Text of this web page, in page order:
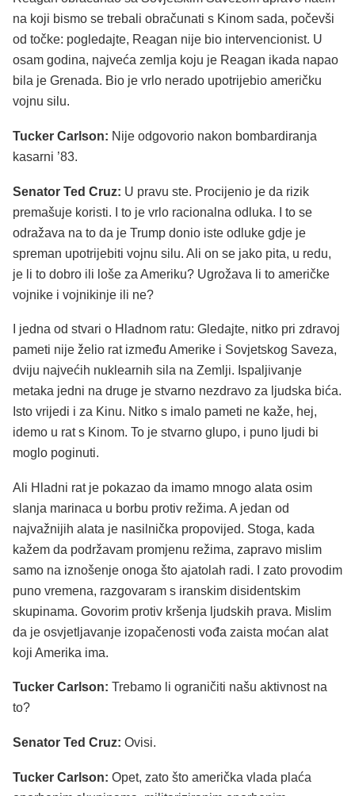
na koji bismo se trebali obračunati s Kinom sada, počevši
od točke: pogledajte, Reagan nije bio intervencionist. U
osam godina, najveća zemlja koju je Reagan ikada napao
bila je Grenada. Bio je vrlo nerado upotrijebio američku
vojnu silu.
Tucker Carlson: Nije odgovorio nakon bombardiranja
kasarni ’83.
Senator Ted Cruz: U pravu ste. Procijenio je da rizik
premašuje koristi. I to je vrlo racionalna odluka. I to se
odražava na to da je Trump donio iste odluke gdje je
spreman upotrijebiti vojnu silu. Ali on se jako pita, u redu,
je li to dobro ili loše za Ameriku? Ugrožava li to američke
vojnike i vojnikinje ili ne?
I jedna od stvari o Hladnom ratu: Gledajte, nitko pri zdravoj
pameti nije želio rat između Amerike i Sovjetskog Saveza,
dviju najvećih nuklearnih sila na Zemlji. Ispaljivanje
metaka jedni na druge je stvarno nezdravo za ljudska bića.
Isto vrijedi i za Kinu. Nitko s imalo pameti ne kaže, hej,
idemo u rat s Kinom. To je stvarno glupo, i puno ljudi bi
moglo poginuti.
Ali Hladni rat je pokazao da imamo mnogo alata osim
slanja marinaca u borbu protiv režima. A jedan od
najvažnijih alata je nasilnička propovijed. Stoga, kada
kažem da podržavam promjenu režima, zapravo mislim
samo na iznošenje onoga što ajatolah radi. I zato provodim
puno vremena, razgovaram s iranskim disidentskim
skupinama. Govorim protiv kršenja ljudskih prava. Mislim
da je osvjetljavanje izopačenosti vođa zaista moćan alat
koji Amerika ima.
Tucker Carlson: Trebamo li ograničiti našu aktivnost na
to?
Senator Ted Cruz: Ovisi.
Tucker Carlson: Opet, zato što američka vlada plaća